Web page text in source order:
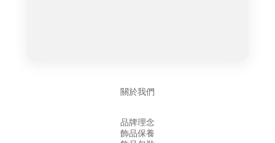
關於我們
品牌理念
飾品保養